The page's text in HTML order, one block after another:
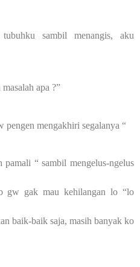
sambil menangis, aku
apa ?”
mengakhiri segalanya “
“ sambil mengelus-ngelus
gw gak mau kehilangan lo “lo
baik-baik saja, masih banyak ko